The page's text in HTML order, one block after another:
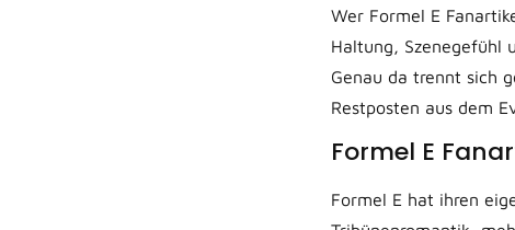
Wer Formel E
Haltung, Szenegefühl
Genau da trennt sich
Restposten aus dem
Formel E
Formel E hat ihren